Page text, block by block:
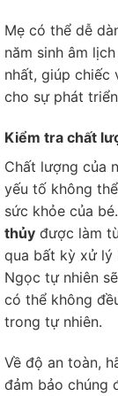
Mẹ có thể dễ
năm sinh âm
nhất, giúp chiếc
cho sự phát
Kiểm tra chất
Chất lượng của
yếu tố không
sức khỏe của
thủy được làm
qua bất kỳ xử lý
Ngọc tự nhiên
có thể không
trong tự nhiên.
Về độ an toàn,
đảm bảo chúng